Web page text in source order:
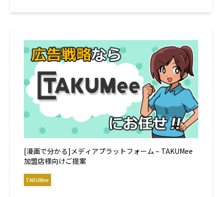
[漫画で分かる]メディアプラットフォーム – TAKUMee
加盟店様向けご提案
TAKUMee